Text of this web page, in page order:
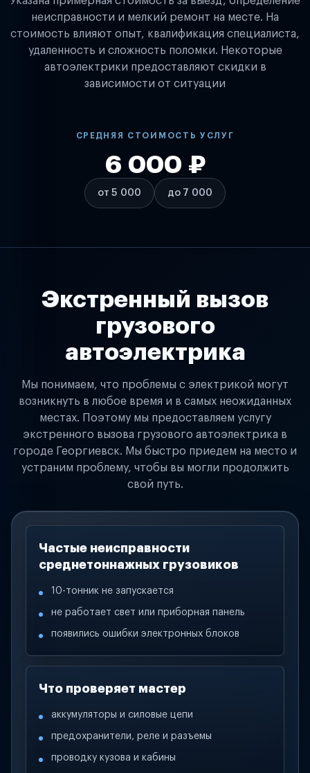
неисправности и мелкий ремонт на месте. На
стоимость влияют опыт, квалификация специалиста,
удаленность и сложность поломки. Некоторые
автоэлектрики предоставляют скидки в
зависимости от ситуации
СРЕДНЯЯ СТОИМОСТЬ УСЛУГ
от 5 000
6 000 ₽
до 7 000
Экстренный вызов
грузового
автоэлектрика
Мы понимаем, что проблемы с электрикой могут
возникнуть в любое время и в самых неожиданных
местах. Поэтому мы предоставляем услугу
экстренного вызова грузового автоэлектрика в
городе Георгиевск. Мы быстро приедем на место и
устраним проблему, чтобы вы могли продолжить
свой путь.
Частые неисправности
среднетоннажных грузовиков
10-тонник не запускается
не работает свет или приборная панель
появились ошибки электронных блоков
Что проверяет мастер
аккумуляторы и силовые цепи
предохранители, реле и разъемы
проводку кузова и кабины